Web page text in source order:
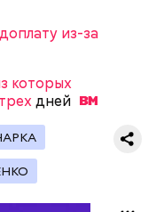
из-за
которых
дней